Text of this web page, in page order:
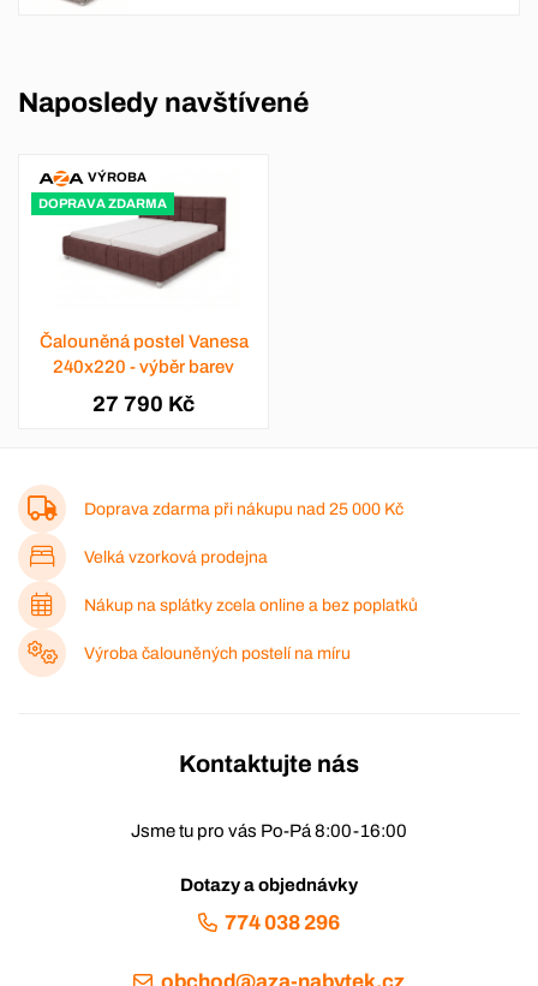
Naposledy navštívené
VÝROBA
DOPRAVA ZDARMA
Čalouněná postel Vanesa
240x220 - výběr barev
27 790 Kč
Doprava zdarma při nákupu nad 25 000 Kč
Velká vzorková prodejna
Nákup na splátky zcela online a bez poplatků
Výroba čalouněných postelí na míru
Kontaktujte nás
Jsme tu pro vás Po-Pá 8:00-16:00
Dotazy a objednávky
774 038 296